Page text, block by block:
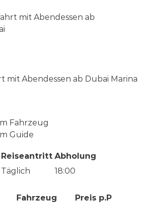
mit Abendessen ab Dubai Marina
Fahrzeug
Guide
Reiseantritt Abholung
Täglich
18:00
Fahrzeug
Preis p.P